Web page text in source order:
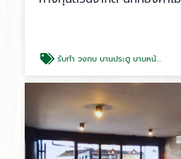
รับทำ วงกบ บานประตู บานหน้าต่าง